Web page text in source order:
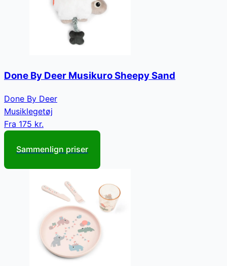
Done By Deer Musikuro Sheepy Sand
Done By Deer
Musiklegetøj
Fra 175 kr.
Sammenlign priser